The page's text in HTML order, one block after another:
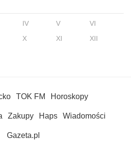
IV V
VI
X XI XII
TOK FM Horoskopy
Zakupy Haps Wiadomości
Gazeta.pl